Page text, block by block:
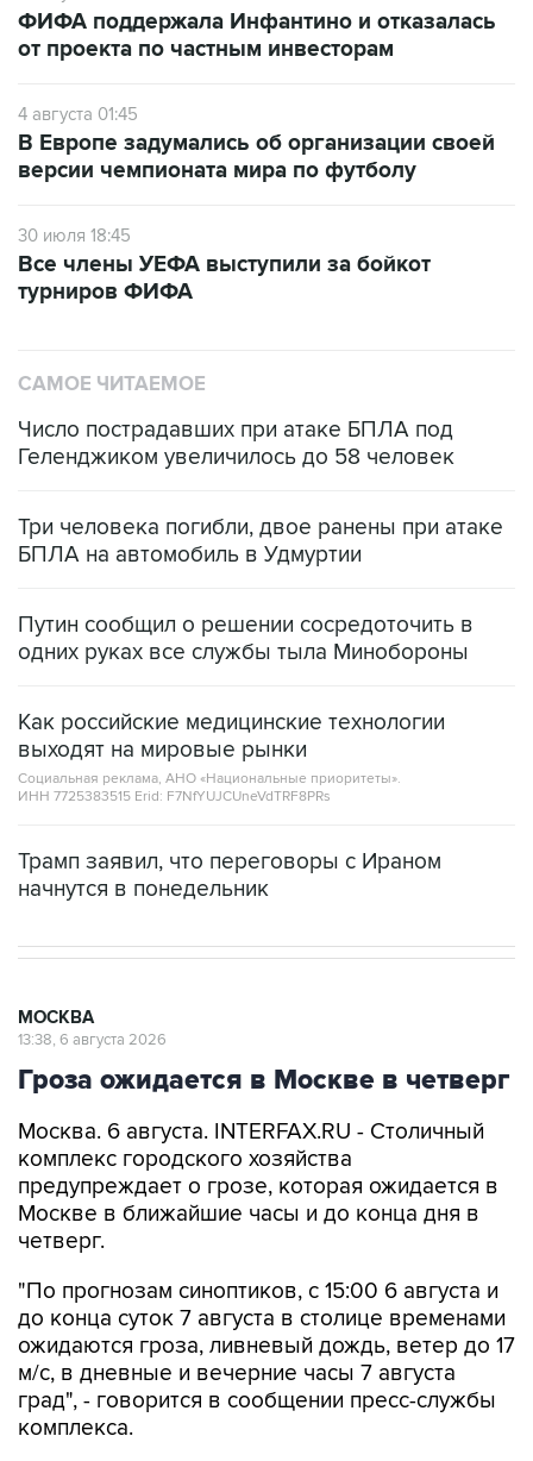
ФИФА поддержала Инфантино и отказалась
от проекта по частным инвесторам
4 августа 01:45
В Европе задумались об организации своей
версии чемпионата мира по футболу
30 июля 18:45
Все члены УЕФА выступили за бойкот
турниров ФИФА
САМОЕ ЧИТАЕМОЕ
Число пострадавших при атаке БПЛА под
Геленджиком увеличилось до 58 человек
Три человека погибли, двое ранены при атаке
БПЛА на автомобиль в Удмуртии
Путин сообщил о решении сосредоточить в
одних руках все службы тыла Минобороны
Как российские медицинские технологии
выходят на мировые рынки
Социальная реклама, АНО «Национальные приоритеты».
ИНН 7725383515 Erid: F7NfYUJCUneVdTRF8PRs
Трамп заявил, что переговоры с Ираном
начнутся в понедельник
МОСКВА
13:38, 6 августа 2026
Гроза ожидается в Москве в четверг
Москва. 6 августа. INTERFAX.RU - Столичный
комплекс городского хозяйства
предупреждает о грозе, которая ожидается в
Москве в ближайшие часы и до конца дня в
четверг.
"По прогнозам синоптиков, с 15:00 6 августа и
до конца суток 7 августа в столице временами
ожидаются гроза, ливневый дождь, ветер до 17
м/с, в дневные и вечерние часы 7 августа
град", - говорится в сообщении пресс-службы
комплекса.